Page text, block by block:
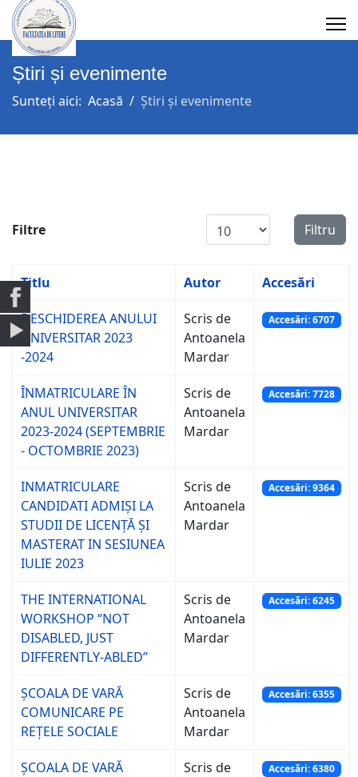
Știri și evenimente
Sunteți aici: Acasă Știri și evenimente
Filtre Afișare # Filtru
Titlu Autor Accesări
DESCHIDEREA ANULUI
UNIVERSITAR 2023
-2024
Scris de
Antoanela
Mardar
Accesări: 6707
ÎNMATRICULARE ÎN
ANUL UNIVERSITAR
2023-2024 (SEPTEMBRIE
- OCTOMBRIE 2023)
Scris de
Antoanela
Mardar
Accesări: 7728
INMATRICULARE
CANDIDATI ADMIȘI LA
STUDII DE LICENȚĂ ȘI
MASTERAT IN SESIUNEA
IULIE 2023
Scris de
Antoanela
Mardar
Accesări: 9364
THE INTERNATIONAL
WORKSHOP “NOT
DISABLED, JUST
DIFFERENTLY-ABLED”
Scris de
Antoanela
Mardar
Accesări: 6245
ȘCOALA DE VARĂ
COMUNICARE PE
REȚELE SOCIALE
Scris de
Antoanela
Mardar
Accesări: 6355
ȘCOALA DE VARĂ
Scris de
Accesări: 6380